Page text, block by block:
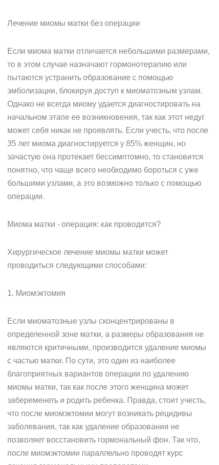
Лечение миомы матки без операции
Если миома матки отличается небольшими размерами,
то в этом случае назначают гормонотерапию или
пытаются устранить образование с помощью
эмболизации, блокируя доступ к миоматозным узлам.
Однако не всегда миому удается диагностировать на
начальном этапе ее возникновения, так как этот недуг
может себя никак не проявлять. Если учесть, что после
35 лет миома диагностируется у 85% женщин, но
зачастую она протекает бессимптомно, то становится
понятно, что чаще всего необходимо бороться с уже
большими узлами, а это возможно только с помощью
операции.
Миома матки - операция: как проводится?
Хирургическое лечение миомы матки может
проводиться следующими способами:
1. Миомэктомия
Если миоматозные узлы сконцентрированы в
определенной зоне матки, а размеры образования не
являются критичными, производится удаление миомы
с частью матки. По сути, это один из наиболее
благоприятных вариантов операции по удалению
миомы матки, так как после этого женщина может
забеременеть и родить ребенка. Правда, стоит учесть,
что после миомэктомии могут возникать рецидивы
заболевания, так как удаление образования не
позволяет восстановить гормональный фон. Так что,
после миомэктомии параллельно проводят курс